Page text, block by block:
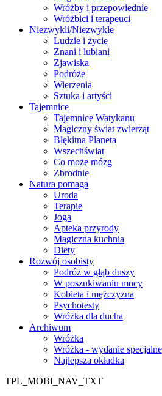
Wróżby i przepowiednie
Wróżbici i terapeuci
Niezwykli/Niezwykłe
Ludzie i życie
Znani i lubiani
Zjawiska
Podróże
Wierzenia
Sztuka i artyści
Tajemnice
Tajemnice Watykanu
Magiczny świat zwierząt
Błękitna Planeta
Wszechświat
Co może mózg
Zbrodnie
Natura pomaga
Uroda
Terapie
Joga
Apteka przyrody
Magiczna kuchnia
Diety
Rozwój osobisty
Podróż w głąb duszy
W poszukiwaniu mocy
Kobieta i mężczyzna
Psychotesty
Wróżka dla ducha
Archiwum
Wróżka
Wróżka - wydanie specjalne
Najlepsza okładka
TPL_MOBI_NAV_TXT